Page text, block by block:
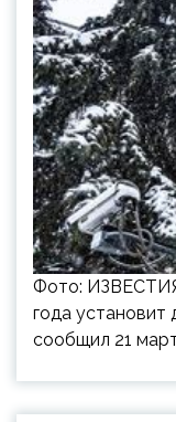
Фото:
года установит
сообщил 21